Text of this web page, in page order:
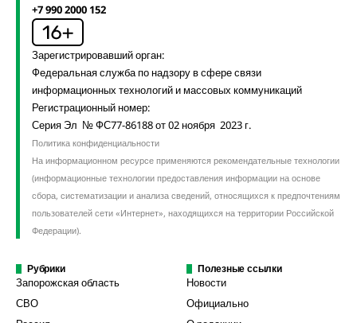
+7 990 2000 152
Зарегистрировавший орган:
Федеральная служба по надзору в сфере связи
информационных технологий и массовых коммуникаций
Регистрационный номер:
Серия Эл № ФС77-86188 от 02 ноября 2023 г.
Политика конфиденциальности
На информационном ресурсе применяются рекомендательные технологии
(информационные технологии предоставления информации на основе
сбора, систематизации и анализа сведений, относящихся к предпочтениям
пользователей сети «Интернет», находящихся на территории Российской
Федерации).
Рубрики
Запорожская область
СВО
Полезные ссылки
Новости
Официально